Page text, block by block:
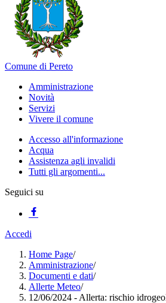
Comune di Pereto
Amministrazione
Novità
Servizi
Vivere il comune
Accesso all'informazione
Acqua
Assistenza agli invalidi
Tutti gli argomenti...
Seguici su
Accedi
Home Page/
Amministrazione/
Documenti e dati/
Allerte Meteo/
12/06/2024 - Allerta: rischio